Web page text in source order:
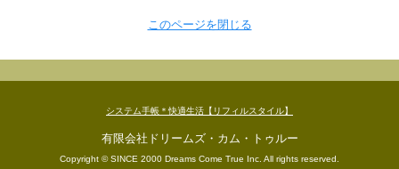
このページを閉じる
システム手帳＊快適生活【リフィルスタイル】
有限会社ドリームズ・カム・トゥルー
Copyright © SINCE 2000 Dreams Come True Inc. All rights reserved.